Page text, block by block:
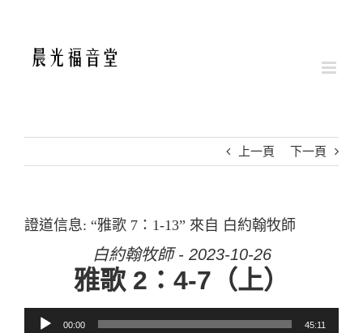
上一頁 下一頁
證道信息: “雅歌 7：1-13” 來自 白約翰牧師
白約翰牧師 - 2023-10-26
雅歌 2：4-7（上）
音訊播放器
00:00 45:11